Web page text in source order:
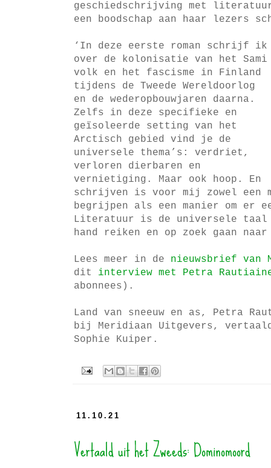
geschiedschrijving met
een boodschap aan haar
‘In deze eerste roman schrijf ik
over de kolonisatie van het Sami
volk en het fascisme in Finland
tijdens de Tweede Wereldoorlog
en de wederopbouwjaren daarna.
Zelfs in deze specifieke en
geïsoleerde setting van het
Arctisch gebied vind je de
universele thema’s: verdriet,
verloren dierbaren en
vernietiging. Maar ook hoop. En
schrijven is voor mij zowel een
begrijpen als een manier om er
Literatuur is de universele taal
hand reiken en op zoek gaan
Lees meer in de nieuwsbrief van
dit interview met Petra
abonnees).
Land van sneeuw en as, Petra
bij Meridiaan Uitgevers,
Sophie Kuiper.
11.10.21
Vertaald uit het Zweeds: Dominomoord